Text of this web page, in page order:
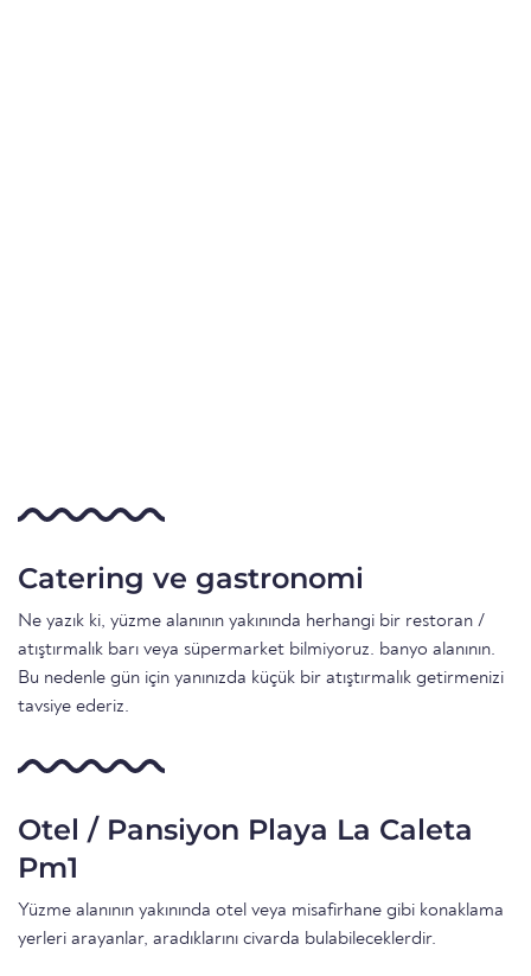
Catering ve gastronomi
Ne yazık ki, yüzme alanının yakınında herhangi bir restoran /
atıştırmalık barı veya süpermarket bilmiyoruz. banyo alanının.
Bu nedenle gün için yanınızda küçük bir atıştırmalık getirmenizi
tavsiye ederiz.
Otel / Pansiyon Playa La Caleta
Pm1
Yüzme alanının yakınında otel veya misafirhane gibi konaklama
yerleri arayanlar, aradıklarını civarda bulabileceklerdir.